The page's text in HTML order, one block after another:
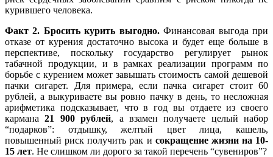
курившего человека.
Факт 2. Бросить курить выгодно.Финансовая выгода при
отказе от курения достаточно высока и будет еще больше в
перспективе, поскольку государство регулирует рынок
табачной продукции, и в рамках реализации программ по
борьбе с курением может завышать стоимость самой дешевой
пачки сигарет. Для примера, если пачка сигарет стоит 60
рублей, а выкуриваете вы ровно пачку в день, то несложная
арифметика подсказывает, что в год вы отдаете из своего
кармана21 900 рублей, а взамен получаете целый набор
“подарков”: отдышку, желтый цвет лица, кашель,
повышенный риск получить рак и сокращение жизни на 10-
15 лет. Не слишком ли дорого за такой перечень “сувениров”?